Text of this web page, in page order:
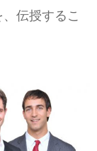
伝授するこ